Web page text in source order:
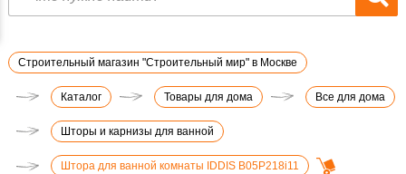
Строительный магазин "Строительный мир" в Москве
Каталог Товары для дома Все для дома
Шторы и карнизы для ванной
Штора для ванной комнаты IDDIS B05P218i11